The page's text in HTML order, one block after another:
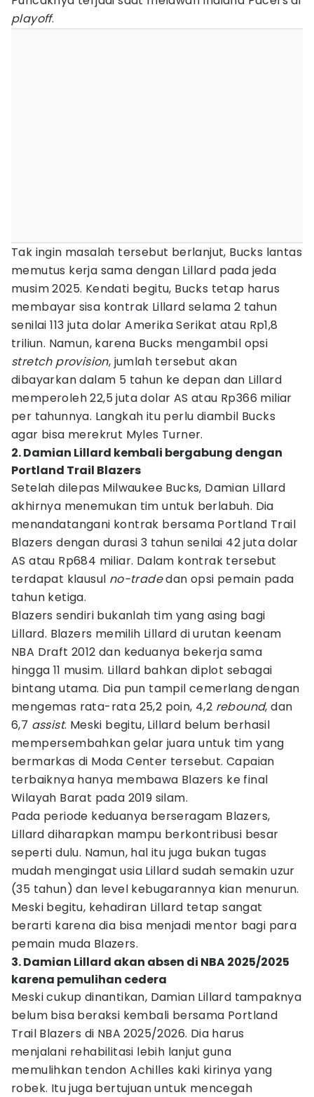
playoff.
Tak ingin masalah tersebut berlanjut, Bucks lantas
memutus kerja sama dengan Lillard pada jeda
musim 2025. Kendati begitu, Bucks tetap harus
membayar sisa kontrak Lillard selama 2 tahun
senilai 113 juta dolar Amerika Serikat atau Rp1,8
triliun. Namun, karena Bucks mengambil opsi
stretch provision, jumlah tersebut akan
dibayarkan dalam 5 tahun ke depan dan Lillard
memperoleh 22,5 juta dolar AS atau Rp366 miliar
per tahunnya. Langkah itu perlu diambil Bucks
agar bisa merekrut Myles Turner.
2. Damian Lillard kembali bergabung dengan
Portland Trail Blazers
Setelah dilepas Milwaukee Bucks, Damian Lillard
akhirnya menemukan tim untuk berlabuh. Dia
menandatangani kontrak bersama Portland Trail
Blazers dengan durasi 3 tahun senilai 42 juta dolar
AS atau Rp684 miliar. Dalam kontrak tersebut
terdapat klausul no-tradedan opsi pemain pada
tahun ketiga.
Blazers sendiri bukanlah tim yang asing bagi
Lillard. Blazers memilih Lillard di urutan keenam
NBA Draft 2012 dan keduanya bekerja sama
hingga 11 musim. Lillard bahkan diplot sebagai
bintang utama. Dia pun tampil cemerlang dengan
mengemas rata-rata 25,2 poin, 4,2 rebound, dan
6,7 assist. Meski begitu, Lillard belum berhasil
mempersembahkan gelar juara untuk tim yang
bermarkas di Moda Center tersebut. Capaian
terbaiknya hanya membawa Blazers ke final
Wilayah Barat pada 2019 silam.
Pada periode keduanya berseragam Blazers,
Lillard diharapkan mampu berkontribusi besar
seperti dulu. Namun, hal itu juga bukan tugas
mudah mengingat usia Lillard sudah semakin uzur
(35 tahun) dan level kebugarannya kian menurun.
Meski begitu, kehadiran Lillard tetap sangat
berarti karena dia bisa menjadi mentor bagi para
pemain muda Blazers.
3. Damian Lillard akan absen di NBA 2025/2025
karena pemulihan cedera
Meski cukup dinantikan, Damian Lillard tampaknya
belum bisa beraksi kembali bersama Portland
Trail Blazers di NBA 2025/2026. Dia harus
menjalani rehabilitasi lebih lanjut guna
memulihkan tendon Achilles kaki kirinya yang
robek. Itu juga bertujuan untuk mencegah